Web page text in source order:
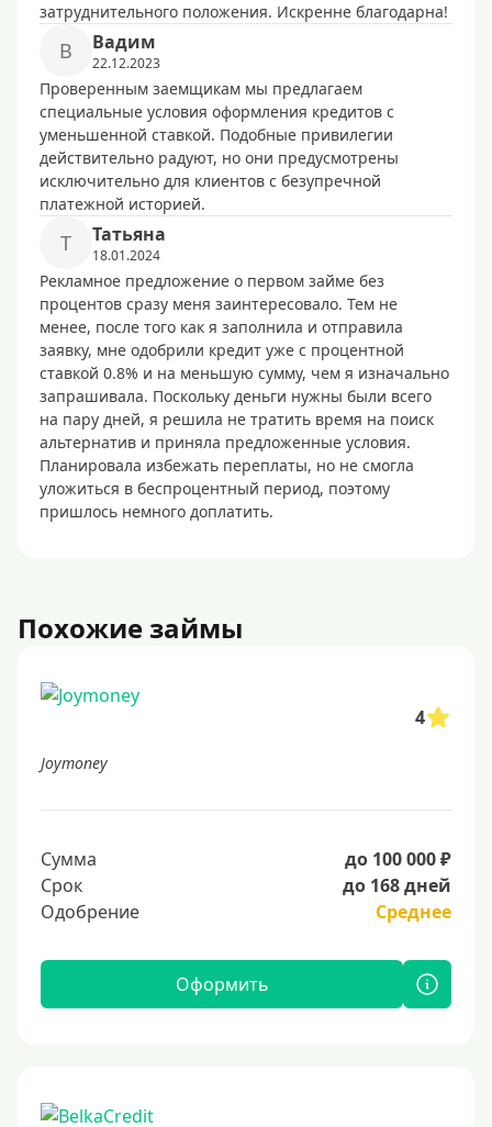
затруднительного положения. Искренне благодарна!
B Baдим
22.12.2023
Проверенным заемщикам мы предлагаем
специальные условия оформления кредитов с
уменьшенной ставкой. Подобные привилегии
действительно радуют, но они предусмотрены
исключительно для клиентов с безупречной
платежной историей.
T Taтьянa
18.01.2024
Рекламное предложение о первом займе без
процентов сразу меня заинтересовало. Тем не
менее, после того как я заполнила и отправила
заявку, мне одобрили кредит уже с процентной
ставкой 0.8% и на меньшую сумму, чем я изначально
запрашивала. Поскольку деньги нужны были всего
на пару дней, я решила не тратить время на поиск
альтернатив и приняла предложенные условия.
Планировала избежать переплаты, но не смогла
уложиться в беспроцентный период, поэтому
пришлось немного доплатить.
Похожие займы
4
Joymoney
Сумма
до 100 000 ₽
Срок
до 168 дней
Одобрение
Среднее
Оформить